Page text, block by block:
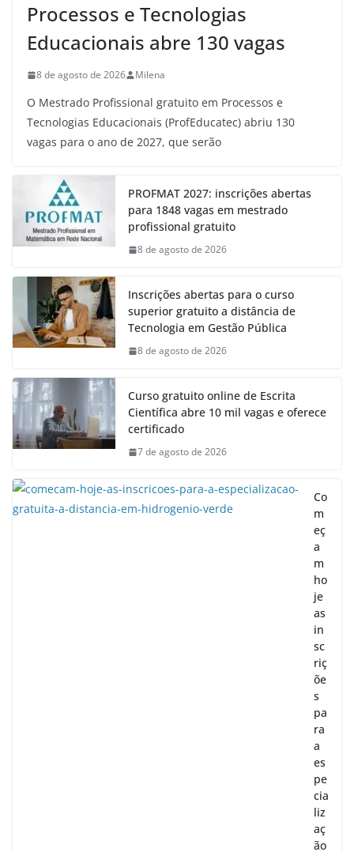
Processos e Tecnologias
Educacionais abre 130 vagas
8 de agosto de 2026 Milena
O Mestrado Profissional gratuito em Processos e
Tecnologias Educacionais (ProfEducatec) abriu 130
vagas para o ano de 2027, que serão
PROFMAT 2027: inscrições abertas
para 1848 vagas em mestrado
profissional gratuito
8 de agosto de 2026
Inscrições abertas para o curso
superior gratuito a distância de
Tecnologia em Gestão Pública
8 de agosto de 2026
Curso gratuito online de Escrita
Científica abre 10 mil vagas e oferece
certificado
7 de agosto de 2026
Co
m
eç
a
m
ho
je
as
in
sc
riç
õe
s
pa
ra
a
es
pe
cia
liz
aç
ão